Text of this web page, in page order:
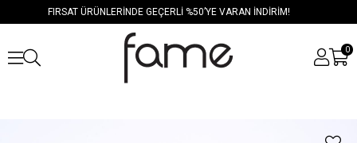
FIRSAT ÜRÜNLERİNDE GEÇERLİ %50’YE VARAN İNDİRİM!
0